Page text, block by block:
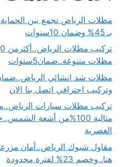
مظلات الرياض تجمع بين
بـ 45% وضمان 10سنوات
مظلات متنوعة..ضمان5سنوات
وتركيب احترافي اتصل بنا الان
تركيب مظلات سيارات
العصرية
مقاول شبوك الرياض..أمان
هنا..وخصم 23% لفترة محدودة